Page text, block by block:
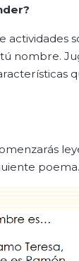
actividades
nombre.
poema.